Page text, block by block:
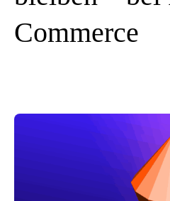
Commerce